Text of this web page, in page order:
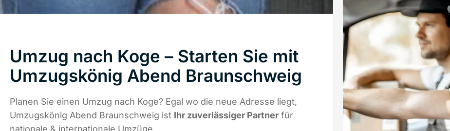
Umzug nach Koge – Starten Sie mit
Umzugskönig Abend Braunschweig
Planen Sie einen Umzug nach Koge? Egal wo die neue Adresse liegt,
Umzugskönig Abend Braunschweig ist Ihr zuverlässiger Partner für
nationale & internationale Umzüge.